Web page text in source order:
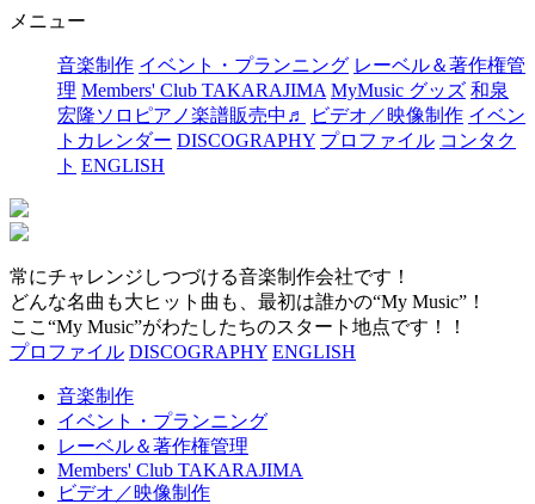
メニュー
音楽制作 イベント・プランニング レーベル＆著作権管
理 Members' Club TAKARAJIMA MyMusic グッズ 和泉
宏隆ソロピアノ楽譜販売中♬
ビデオ／映像制作 イベン
トカレンダー DISCOGRAPHY プロファイル コンタク
ト ENGLISH
常にチャレンジしつづける音楽制作会社です！
どんな名曲も大ヒット曲も、最初は誰かの“My Music”！
ここ“My Music”がわたしたちのスタート地点です！！
プロファイル DISCOGRAPHY ENGLISH
音楽制作
イベント・プランニング
レーベル＆著作権管理
Members' Club TAKARAJIMA
ビデオ／映像制作